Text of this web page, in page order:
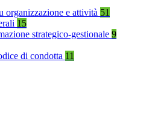
organizzazione e attività 51
15
strategico-gestionale 9
di condotta 11